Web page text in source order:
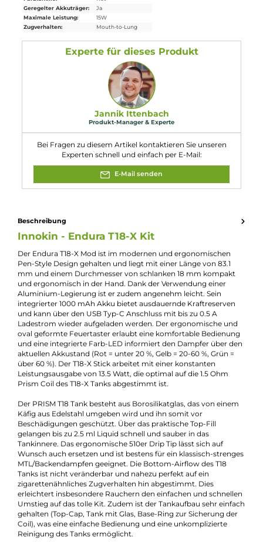
Ja, das T18-X Kit im Pen-Style Look ist ideal geeignet für
Umsteiger von klassischen Zigaretten auf die
zigarettenähnliche Zugverhalten und die einfache Bedienung
erleichtern den Umstieg.
9. Wie erfolgt der Ladevorgang des Endura T18-X Mod
Der Endura T18-X Mod Akkuträger verfügt über einen USB Typ-C
Anschluss und kann mit bis zu 0.5 A Ladestrom wieder
aufgeladen werden. Der Ladevorgang ist einfach und bequem
10. Wie ist die Dampfleistung des T18-X Kits?
Das T18-X Kit bietet eine konstante Leistungsausgabe von 13.5
Geschmackserlebnis mit dichtem und weichem Dampf.
Akkukapazität:
Bauform:
Stick-Gerät
Display:
Kein Display
Eigenschaften:
Einsteigerfreundlich
Farbfamilie:
Rot
Geregelter Akkuträger:
Ja
Maximale Leistung:
15W
Zugverhalten:
Mouth-to-Lung
Experte für dieses Produkt
Jannik Ittenbach
Produkt-Manager & Experte
Bei Fragen zu diesem Artikel kontaktieren Sie unseren
Experten schnell und einfach per E-Mail:
E-Mail senden